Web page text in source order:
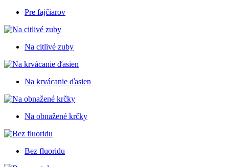
Pre fajčiarov
Na citlivé zuby
Na krvácanie ďasien
Na obnažené krčky
Bez fluoridu